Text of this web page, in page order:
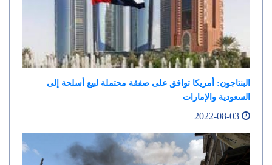
البنتاجون: أمريكا توافق على صفقة محتملة لبيع أسلحة إلى
السعودية والإمارات